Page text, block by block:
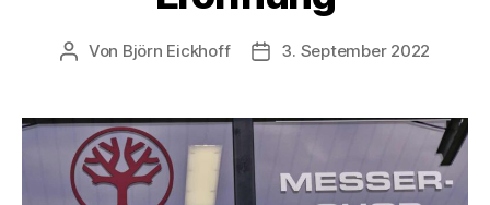
Beitragsautor
Von Björn Eickhoff Veröffentlichungsdatum
3. September 2022